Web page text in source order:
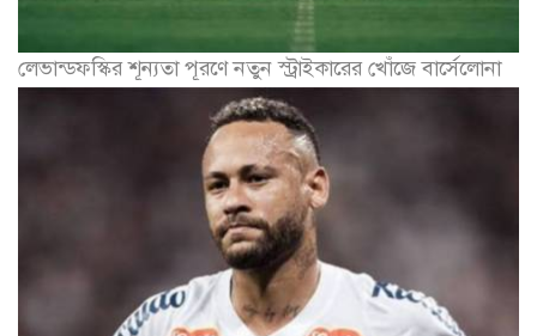
লেভান্ডফস্কির শূন্যতা পূরণে নতুন স্ট্রাইকারের খোঁজে বার্সেলোনা